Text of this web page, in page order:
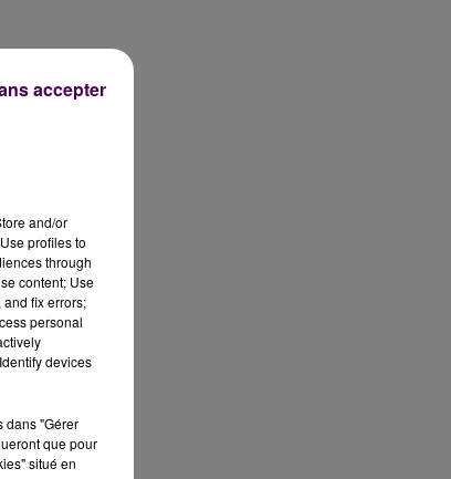
and/or
profiles to
through
content; Use
fix errors;
personal
devices
dans "Gérer
que pour
situé en
accepter